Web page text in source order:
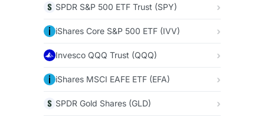
SPDR S&P 500 ETF Trust (SPY)
iShares Core S&P 500 ETF (IVV)
Invesco QQQ Trust (QQQ)
iShares MSCI EAFE ETF (EFA)
SPDR Gold Shares (GLD)